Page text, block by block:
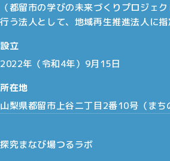
（都留市の学びの未来づくりプロジェ
行う法人として、地域再生推進法人に指
設立
2022年（令和4年）9月15日
所在地
山梨県都留市上谷二丁目2番10号（ま
探究まなび場つるラボ